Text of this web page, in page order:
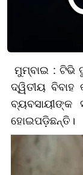
ମୁମ୍ବାଇ : ଟିଭି
ଦ୍ୱିତୀୟ
ହୋଇପଡ଼ିଛନ୍ତି।